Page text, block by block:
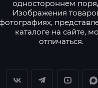
одностороннем
Изображения
каталоге на сайте,
отличаться.